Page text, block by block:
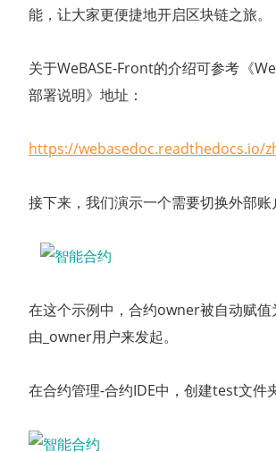
能，让大家更便捷地开启区块链之旅。
关于WeBASE-Front的介绍可参考《
部署说明》地址：
https://webasedoc.readthedocs.io/
接下来，我们演示一个需要切换外部
在这个示例中，合约owner被自动赋
由_owner用户来发起。
在合约管理-合约IDE中，创建test文件